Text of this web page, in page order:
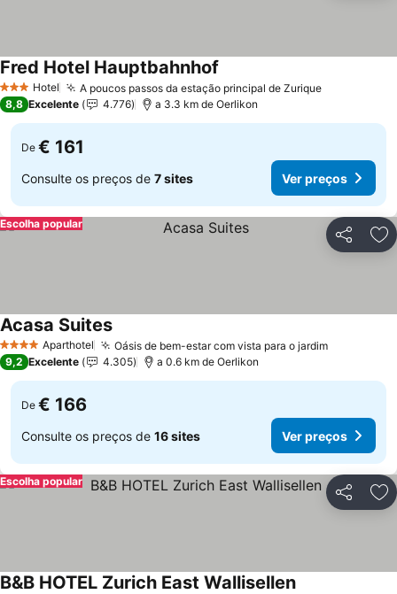
3 EstrelasHotel A poucos passos da estação principal de Zurique
Fred Hotel Hauptbahnhof
8,8 Excelente 4.776 a 3.3 km de Oerlikon
De € 161
Consulte os preços de 7 sites Ver preços
Partilhar
Escolha popular
4 EstrelasAparthotel Oásis de bem-estar com vista para o jardim
Acasa Suites
9,2 Excelente 4.305 a 0.6 km de Oerlikon
De € 166
Consulte os preços de 16 sites Ver preços
Partilhar
Escolha popular
B&B HOTEL Zurich East Wallisellen